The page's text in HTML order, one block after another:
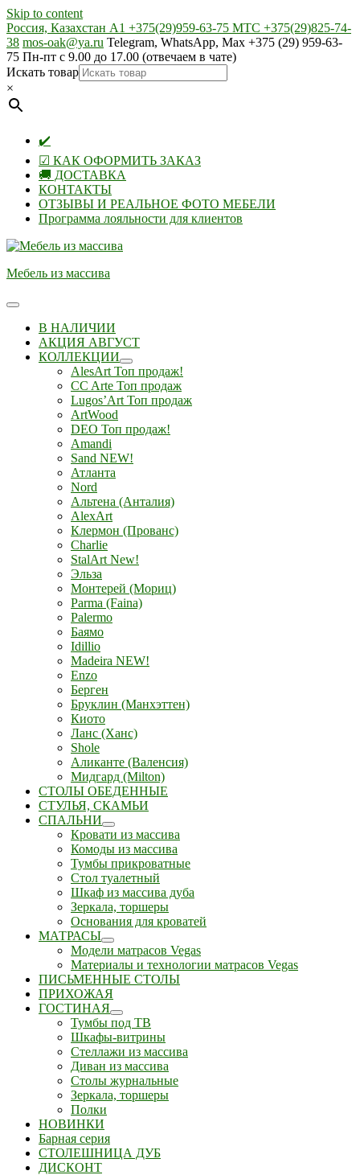
Skip to content
Россия, Казахстан А1 +375(29)959-63-75 МТС +375(29)825-74-
38 mos-oak@ya.ru Telegram, WhatsApp, Max +375 (29) 959-63-
75 Пн-пт с 9.00 до 17.00 (отвечаем в чате)
Искать товар
×
✔️
☑ КАК ОФОРМИТЬ ЗАКАЗ
🚚 ДОСТАВКА
КОНТАКТЫ
ОТЗЫВЫ И РЕАЛЬНОЕ ФОТО МЕБЕЛИ
Программа лояльности для клиентов
Мебель из массива
В НАЛИЧИИ
АКЦИЯ АВГУСТ
КОЛЛЕКЦИИ
AlesArt Топ продаж!
CC Arte Топ продаж
Lugos’Art Топ продаж
ArtWood
DEO Топ продаж!
Amandi
Sand NEW!
Атланта
Nord
Альтена (Анталия)
AlexArt
Клермон (Прованс)
Charlie
StalArt New!
Эльза
Монтерей (Мориц)
Parma (Faina)
Palermo
Баямо
Idillio
Madeira NEW!
Enzo
Берген
Бруклин (Манхэттен)
Киото
Ланс (Ханс)
Shole
Аликанте (Валенсия)
Мидгард (Milton)
СТОЛЫ ОБЕДЕННЫЕ
СТУЛЬЯ, СКАМЬИ
СПАЛЬНИ
Кровати из массива
Комоды из массива
Тумбы прикроватные
Стол туалетный
Шкаф из массива дуба
Зеркала, торшеры
Основания для кроватей
МАТРАСЫ
Модели матрасов Vegas
Материалы и технологии матрасов Vegas
ПИСЬМЕННЫЕ СТОЛЫ
ПРИХОЖАЯ
ГОСТИНАЯ
Тумбы под ТВ
Шкафы-витрины
Стеллажи из массива
Диван из массива
Столы журнальные
Зеркала, торшеры
Полки
НОВИНКИ
Барная серия
СТОЛЕШНИЦА ДУБ
ДИСКОНТ